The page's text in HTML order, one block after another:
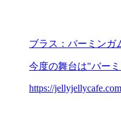
ブラス：バーミンガ
今度の舞台は"バーミ
https://